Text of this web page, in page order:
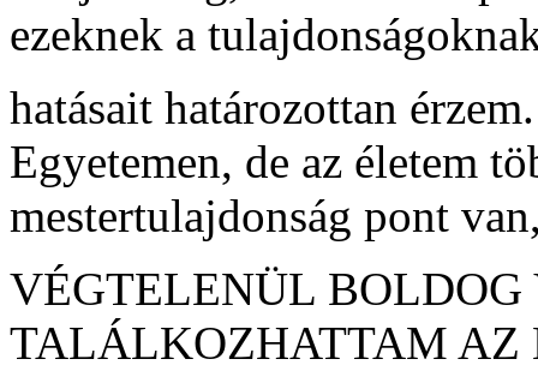
ezeknek a
hatásait határozottan
Egyetemen, de az életem
mestertulajdonság pont
VÉGTELENÜL
TALÁLKOZHATTAM AZ